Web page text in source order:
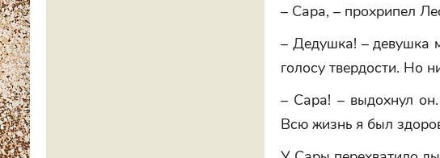
– Сара, – прохрипел
– Дедушка! – девушка
голосу твердости. Но
– Сара! – выдохнул
Всю жизнь я был